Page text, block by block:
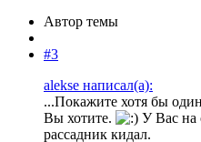
Автор темы
#3
alekse написал(а):
...Покажите хотя бы
Вы хотите.
У Вас на
рассадник кидал.